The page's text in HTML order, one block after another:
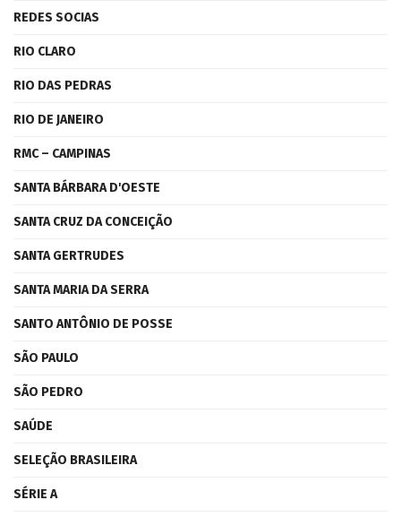
REDES SOCIAS
RIO CLARO
RIO DAS PEDRAS
RIO DE JANEIRO
RMC – CAMPINAS
SANTA BÁRBARA D'OESTE
SANTA CRUZ DA CONCEIÇÃO
SANTA GERTRUDES
SANTA MARIA DA SERRA
SANTO ANTÔNIO DE POSSE
SÃO PAULO
SÃO PEDRO
SAÚDE
SELEÇÃO BRASILEIRA
SÉRIE A